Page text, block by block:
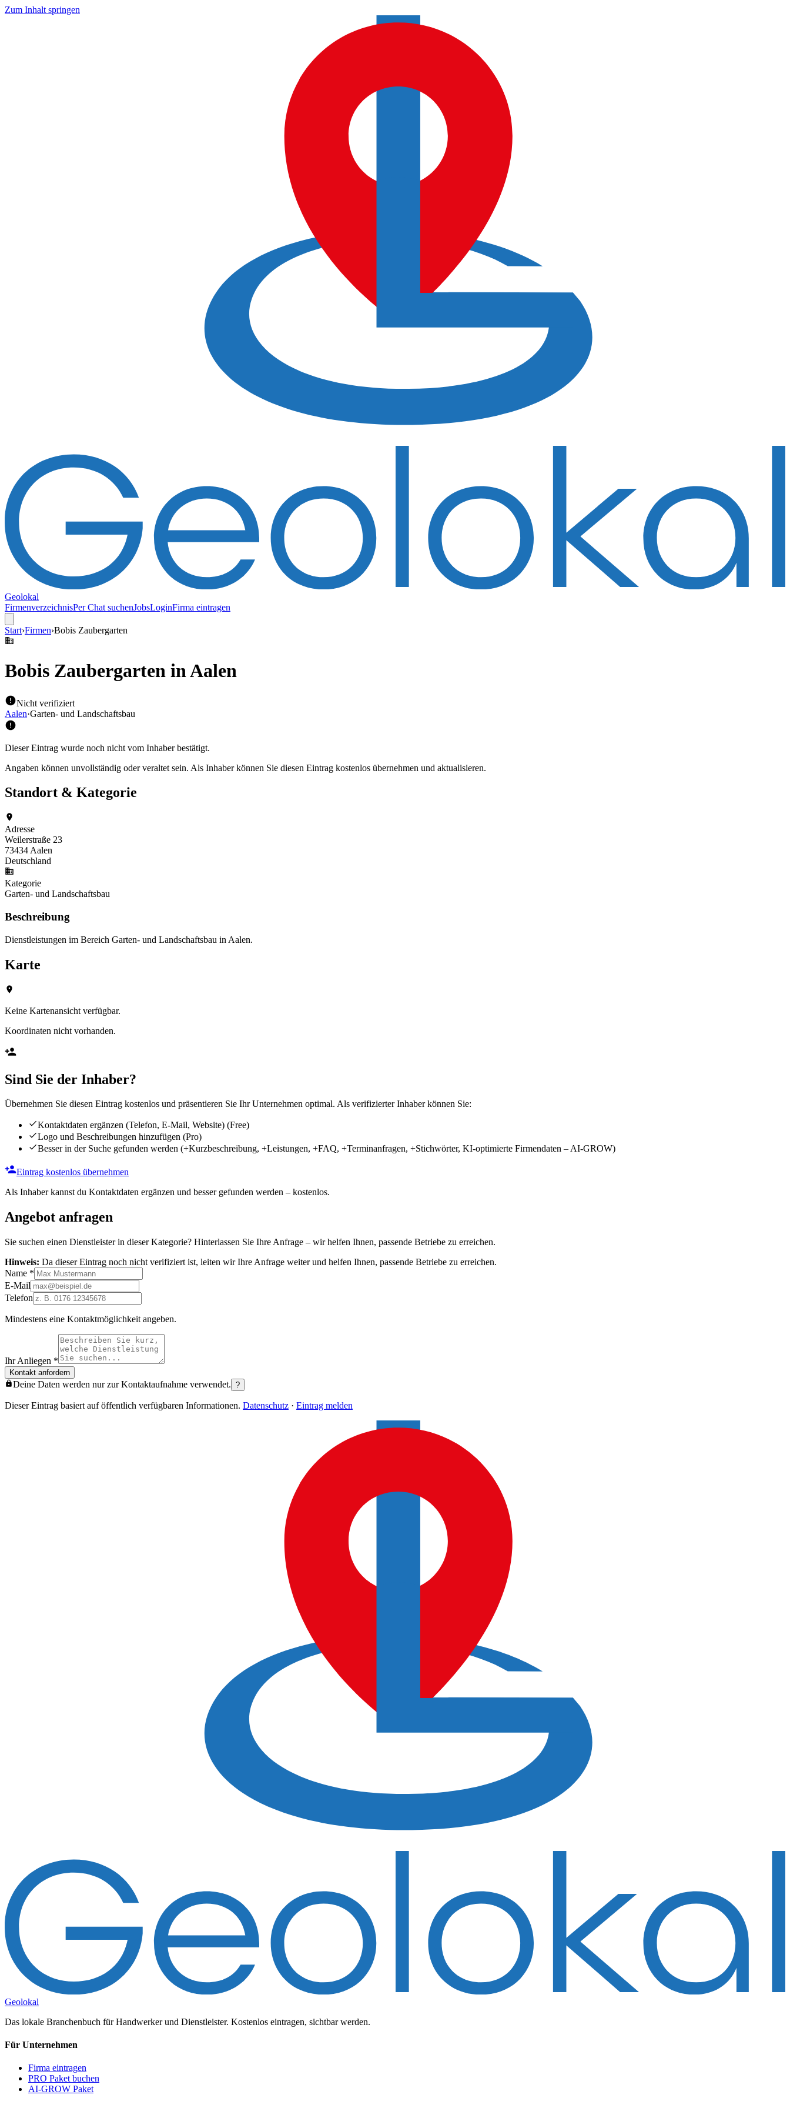
Zum Inhalt springen
Geolokal
FirmenverzeichnisPer Chat suchenJobsLoginFirma eintragen
Start›Firmen›Bobis Zaubergarten
Bobis Zaubergarten in Aalen
Nicht verifiziert
Aalen·Garten- und Landschaftsbau
Dieser Eintrag wurde noch nicht vom Inhaber bestätigt.
Angaben können unvollständig oder veraltet sein. Als Inhaber können Sie diesen Eintrag kostenlos übernehmen und aktualisieren.
Standort & Kategorie
Adresse
Weilerstraße 23
73434 Aalen
Deutschland
Kategorie
Garten- und Landschaftsbau
Beschreibung
Dienstleistungen im Bereich Garten- und Landschaftsbau in Aalen.
Karte
Keine Kartenansicht verfügbar.
Koordinaten nicht vorhanden.
Sind Sie der Inhaber?
Übernehmen Sie diesen Eintrag kostenlos und präsentieren Sie Ihr Unternehmen optimal. Als verifizierter Inhaber können Sie:
Kontaktdaten ergänzen (Telefon, E-Mail, Website) (Free)
Logo und Beschreibungen hinzufügen (Pro)
Besser in der Suche gefunden werden (+Kurzbeschreibung, +Leistungen, +FAQ, +Terminanfragen, +Stichwörter, KI-optimierte Firmendaten – AI-GROW)
Eintrag kostenlos übernehmen
Als Inhaber kannst du Kontaktdaten ergänzen und besser gefunden werden – kostenlos.
Angebot anfragen
Sie suchen einen Dienstleister in dieser Kategorie? Hinterlassen Sie Ihre Anfrage – wir helfen Ihnen, passende Betriebe zu erreichen.
Hinweis: Da dieser Eintrag noch nicht verifiziert ist, leiten wir Ihre Anfrage weiter und helfen Ihnen, passende Betriebe zu erreichen.
Name *
E-Mail
Telefon
Mindestens eine Kontaktmöglichkeit angeben.
Ihr Anliegen *
Kontakt anfordern
Deine Daten werden nur zur Kontaktaufnahme verwendet. ?
Dieser Eintrag basiert auf öffentlich verfügbaren Informationen. Datenschutz · Eintrag melden
Geolokal
Das lokale Branchenbuch für Handwerker und Dienstleister. Kostenlos eintragen, sichtbar werden.
Für Unternehmen
Firma eintragen
PRO Paket buchen
AI-GROW Paket